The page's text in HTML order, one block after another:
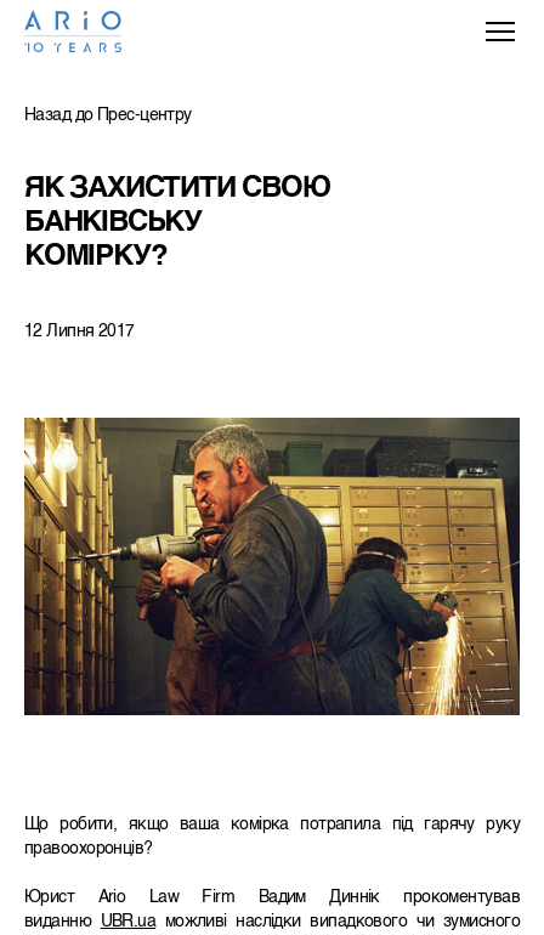
Назад до Прес-центру
ЯК ЗАХИСТИТИ СВОЮ
БАНКІВСЬКУ
КОМІРКУ?
12 Липня 2017
Що робити, якщо ваша комірка потрапила під гарячу руку
правоохоронців?
Юрист Ario Law Firm Вадим Диннік прокоментував
виданню UBR.ua можливі наслідки випадкового чи зумисного